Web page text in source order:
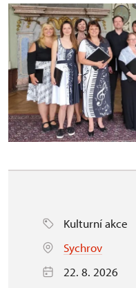
Kulturní akce
Sychrov
22. 8. 2026